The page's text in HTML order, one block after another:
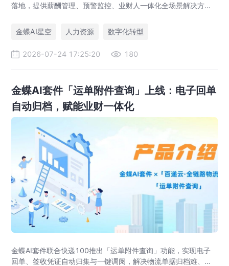
落地，提供薪酬管理、预警监控、业财人一体化全场景解决方
金蝶AI星空
人力资源 数字化转型
2026-07-24 17:25:20 180
金蝶AI套件「运单附件查询」上线：电子回单
自动归档，赋能业财一体化
金蝶AI套件联合快递100推出「运单附件查询」功能，实现电子
回单、签收凭证自动归集与一键调阅，解决物流单据归档难、审